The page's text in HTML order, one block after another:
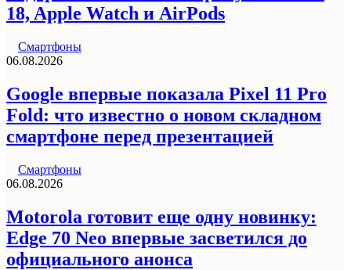
18, Apple Watch и AirPods
Смартфоны
06.08.2026
Google впервые показала Pixel 11 Pro
Fold: что известно о новом складном
смартфоне перед презентацией
Смартфоны
06.08.2026
Motorola готовит еще одну новинку:
Edge 70 Neo впервые засветился до
официального анонса